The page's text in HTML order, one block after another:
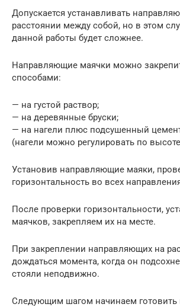
Допускается устанавливать
расстоянии между собой, но в этом
данной работы будет сложнее.
Направляющие маячки можно
способами:
— на густой раствор;
— на деревянные бруски;
— на нагели плюс подсушенный
(нагели можно регулировать по
Установив направляющие маяки,
горизонтальность во всех
После проверки горизонтальности,
маячков, закрепляем их на месте.
При закреплении направляющих на
дождаться момента, когда он
стояли неподвижно.
Следующим шагом начинаем